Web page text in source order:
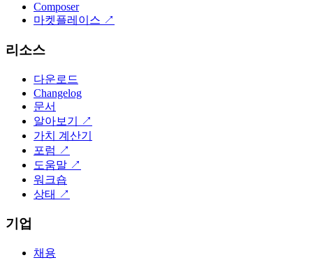
Composer
마켓플레이스 ↗
리소스
다운로드
Changelog
문서
알아보기
↗
가치 계산기
포럼 ↗
도움말 ↗
워크숍
상태 ↗
기업
채용